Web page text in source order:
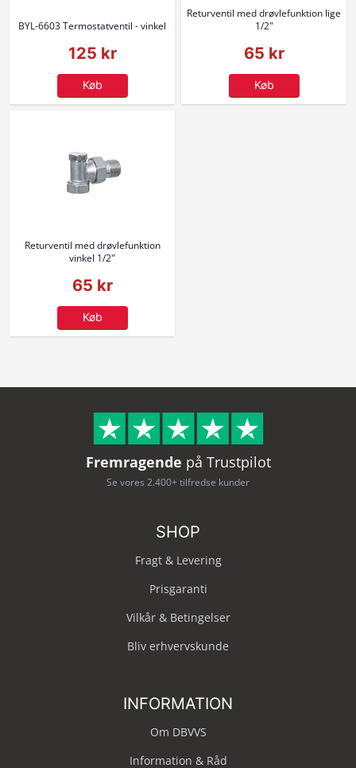
BYL-6603 Termostatventil - vinkel
125 kr
Køb
Returventil med drøvlefunktion lige
1/2"
65 kr
Køb
Returventil med drøvlefunktion
vinkel 1/2"
65 kr
Køb
Fremragende på Trustpilot
Se vores 2.400+ tilfredse kunder
SHOP
Fragt & Levering
Prisgaranti
Vilkår & Betingelser
Bliv erhvervskunde
INFORMATION
Om DBVVS
Information & Råd